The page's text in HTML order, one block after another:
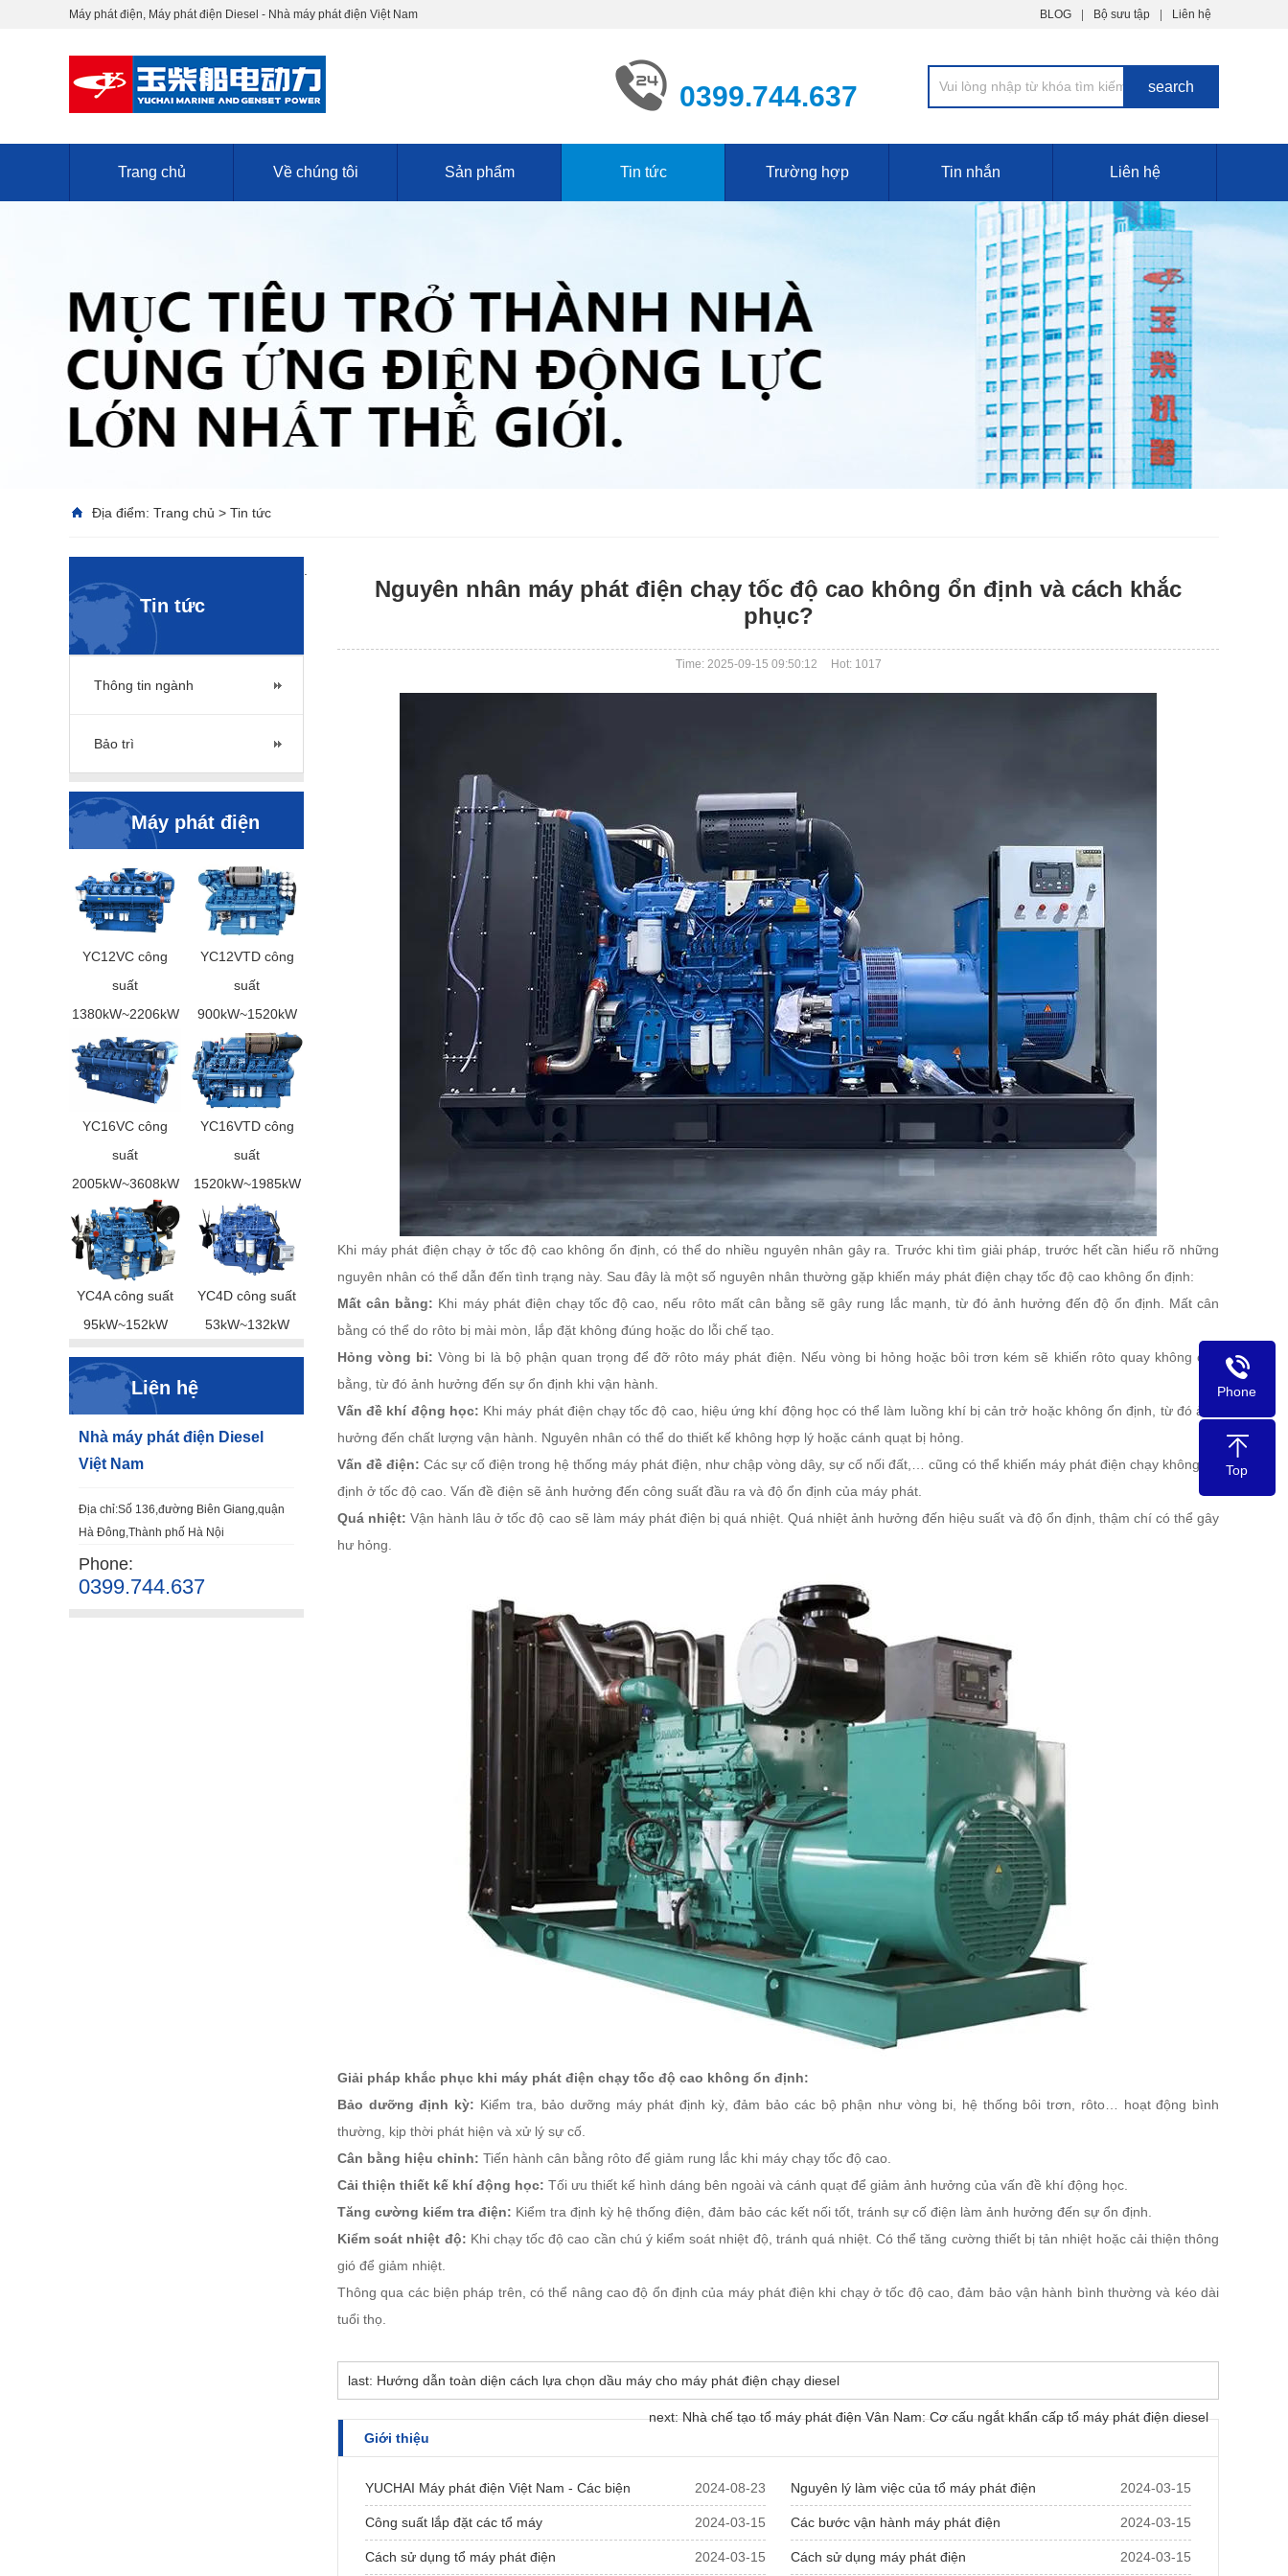
Máy phát điện, Máy phát điện Diesel - Nhà máy phát điện Việt Nam BLOG Bộ sưu tập Liên hệ
0399.744.637
Trang chủ Về chúng tôi Sản phẩm Tin tức Trường hợp Tin nhắn Liên hệ
Phone
Top
Địa điểm: Trang chủ > Tin tức
Tin tức
Thông tin ngành
Bảo trì
Máy phát điện
YC12VC công
suất
1380kW~2206kW
YC12VTD công
suất
900kW~1520kW
YC16VC công
suất
2005kW~3608kW
YC16VTD công
suất
1520kW~1985kW
YC4A công suất
95kW~152kW
YC4D công suất
53kW~132kW
Liên hệ
Nhà máy phát điện Diesel
Việt Nam
Địa chỉ:Số 136,đường Biên Giang,quận
Hà Đông,Thành phố Hà Nội
Phone:
0399.744.637
Nguyên nhân máy phát điện chạy tốc độ cao không ổn định và cách khắc
phục?
Time: 2025-09-15 09:50:12 Hot: 1017
Khi máy phát điện chạy ở tốc độ cao không ổn định, có thể do nhiều nguyên nhân gây ra. Trước khi tìm giải pháp, trước hết cần hiểu rõ những
nguyên nhân có thể dẫn đến tình trạng này. Sau đây là một số nguyên nhân thường gặp khiến máy phát điện chạy tốc độ cao không ổn định:
Mất cân bằng: Khi máy phát điện chạy tốc độ cao, nếu rôto mất cân bằng sẽ gây rung lắc mạnh, từ đó ảnh hưởng đến độ ổn định. Mất cân
bằng có thể do rôto bị mài mòn, lắp đặt không đúng hoặc do lỗi chế tạo.
Hỏng vòng bi: Vòng bi là bộ phận quan trọng để đỡ rôto máy phát điện. Nếu vòng bi hỏng hoặc bôi trơn kém sẽ khiến rôto quay không cân
bằng, từ đó ảnh hưởng đến sự ổn định khi vận hành.
Vấn đề khí động học: Khi máy phát điện chạy tốc độ cao, hiệu ứng khí động học có thể làm luồng khí bị cản trở hoặc không ổn định, từ đó ảnh
hưởng đến chất lượng vận hành. Nguyên nhân có thể do thiết kế không hợp lý hoặc cánh quạt bị hỏng.
Vấn đề điện: Các sự cố điện trong hệ thống máy phát điện, như chập vòng dây, sự cố nối đất,… cũng có thể khiến máy phát điện chạy không ổn
định ở tốc độ cao. Vấn đề điện sẽ ảnh hưởng đến công suất đầu ra và độ ổn định của máy phát.
Quá nhiệt: Vận hành lâu ở tốc độ cao sẽ làm máy phát điện bị quá nhiệt. Quá nhiệt ảnh hưởng đến hiệu suất và độ ổn định, thậm chí có thể gây
hư hỏng.
Giải pháp khắc phục khi máy phát điện chạy tốc độ cao không ổn định:
Bảo dưỡng định kỳ: Kiểm tra, bảo dưỡng máy phát định kỳ, đảm bảo các bộ phận như vòng bi, hệ thống bôi trơn, rôto… hoạt động bình
thường, kịp thời phát hiện và xử lý sự cố.
Cân bằng hiệu chỉnh: Tiến hành cân bằng rôto để giảm rung lắc khi máy chạy tốc độ cao.
Cải thiện thiết kế khí động học: Tối ưu thiết kế hình dáng bên ngoài và cánh quạt để giảm ảnh hưởng của vấn đề khí động học.
Tăng cường kiểm tra điện: Kiểm tra định kỳ hệ thống điện, đảm bảo các kết nối tốt, tránh sự cố điện làm ảnh hưởng đến sự ổn định.
Kiểm soát nhiệt độ: Khi chạy tốc độ cao cần chú ý kiểm soát nhiệt độ, tránh quá nhiệt. Có thể tăng cường thiết bị tản nhiệt hoặc cải thiện thông
gió để giảm nhiệt.
Thông qua các biện pháp trên, có thể nâng cao độ ổn định của máy phát điện khi chạy ở tốc độ cao, đảm bảo vận hành bình thường và kéo dài
tuổi thọ.
last: Hướng dẫn toàn diện cách lựa chọn dầu máy cho máy phát điện chạy diesel
next: Nhà chế tạo tổ máy phát điện Vân Nam: Cơ cấu ngắt khẩn cấp tổ máy phát điện diesel
Giới thiệu
2024-08-23
YUCHAI Máy phát điện Việt Nam - Các biện 2024-03-15
Nguyên lý làm việc của tổ máy phát điện
2024-03-15
Công suất lắp đặt các tổ máy 2024-03-15
Các bước vận hành máy phát điện
2024-03-15
Cách sử dụng tổ máy phát điện 2024-03-15
Cách sử dụng máy phát điện